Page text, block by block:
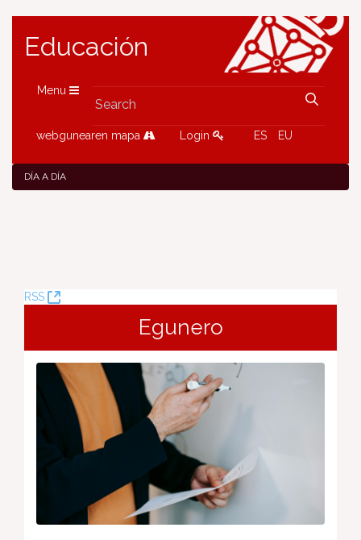
Educación
Menu
webgunearen mapa Login ES EU
DÍA A DÍA
RSS
(Opens
Egunero